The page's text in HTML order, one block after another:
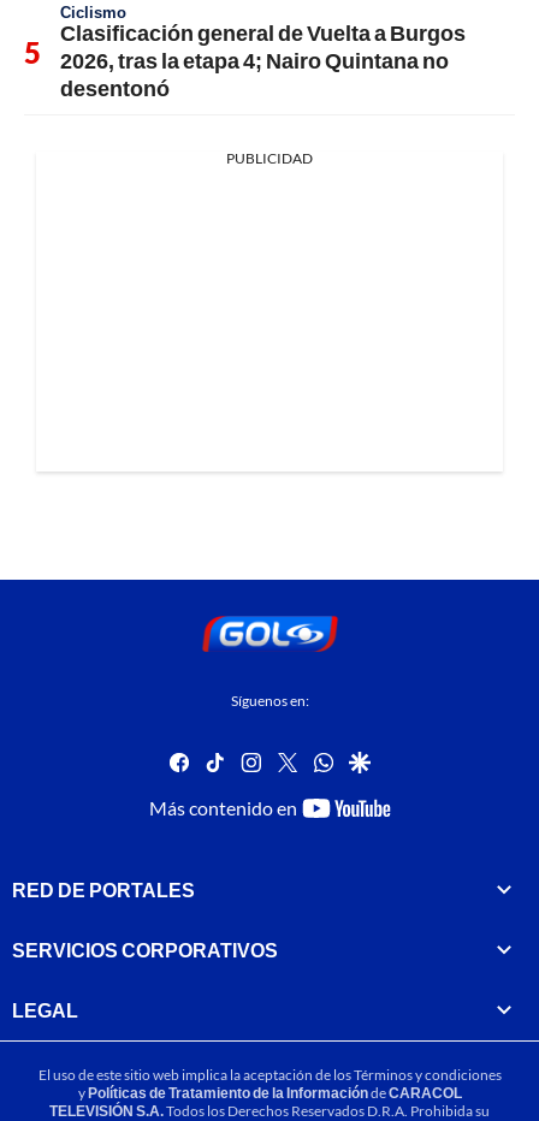
Ciclismo
Clasificación general de Vuelta a Burgos
2026, tras la etapa 4; Nairo Quintana no
desentonó
PUBLICIDAD
Síguenos en:
facebook
tiktok instagram
twitterwhatsapp
google
Más contenido en
youtube-
RED DE PORTALES
SERVICIOS CORPORATIVOS
LEGAL
El uso de este sitio web implica la aceptación de losTérminos y condiciones
yPolíticas de Tratamiento de la InformacióndeCARACOL
TELEVISIÓN S.A.Todos los Derechos Reservados D.R.A. Prohibida su